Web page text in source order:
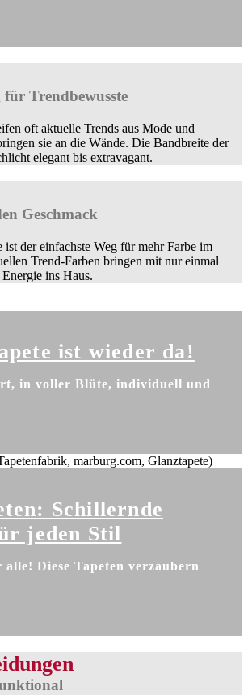
Trendbewusste
oft aktuelle Trends aus Mode und
sie an die Wände. Die Bandbreite der
elegant bis extravagant.
Geschmack
ist der einfachste Weg für mehr Farbe im
Trend-Farben bringen mit nur einmal
ins Haus.
ist wieder da!
in voller Blüte, individuell und
Schil­lernde
jeden Stil
Diese Tapeten verzaubern